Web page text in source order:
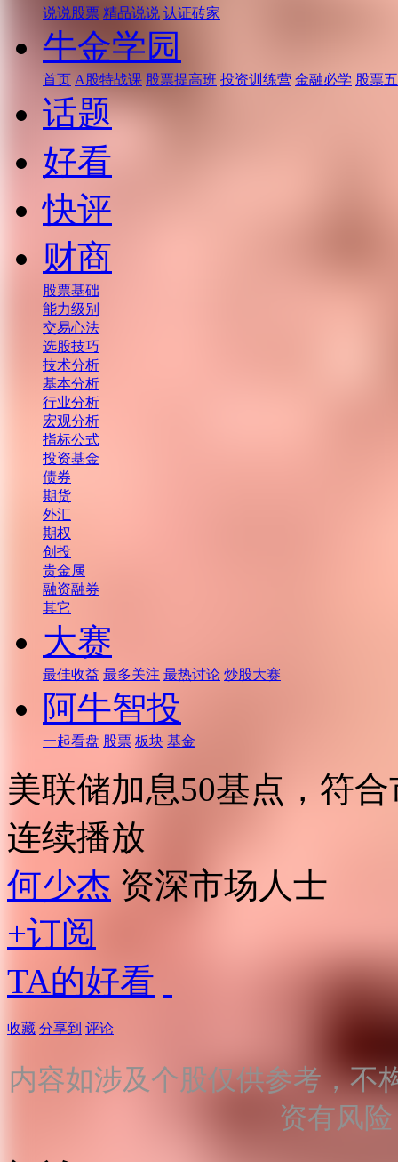
说说股票 精品说说 认证砖家
牛金学园
首页 A股特战课 股票提高班 投资训练营 金融必学 股票
话题
好看
快评
财商
股票基础
能力级别
交易心法
选股技巧
技术分析
基本分析
行业分析
宏观分析
指标公式
投资基金
债券
期货
外汇
期权
创投
贵金属
融资融券
其它
大赛
最佳收益 最多关注 最热讨论 炒股大赛
阿牛智投
一起看盘 股票 板块 基金
美联储加息50基点，符
连续播放
何少杰 资深市场人士
+订阅
TA的好看
收藏 分享到 评论
内容如涉及个股仅供参考，不
资有风